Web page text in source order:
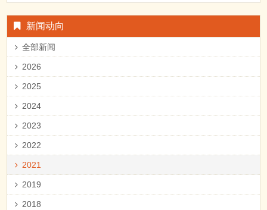
新闻动向
全部新闻
2026
2025
2024
2023
2022
2021
2019
2018